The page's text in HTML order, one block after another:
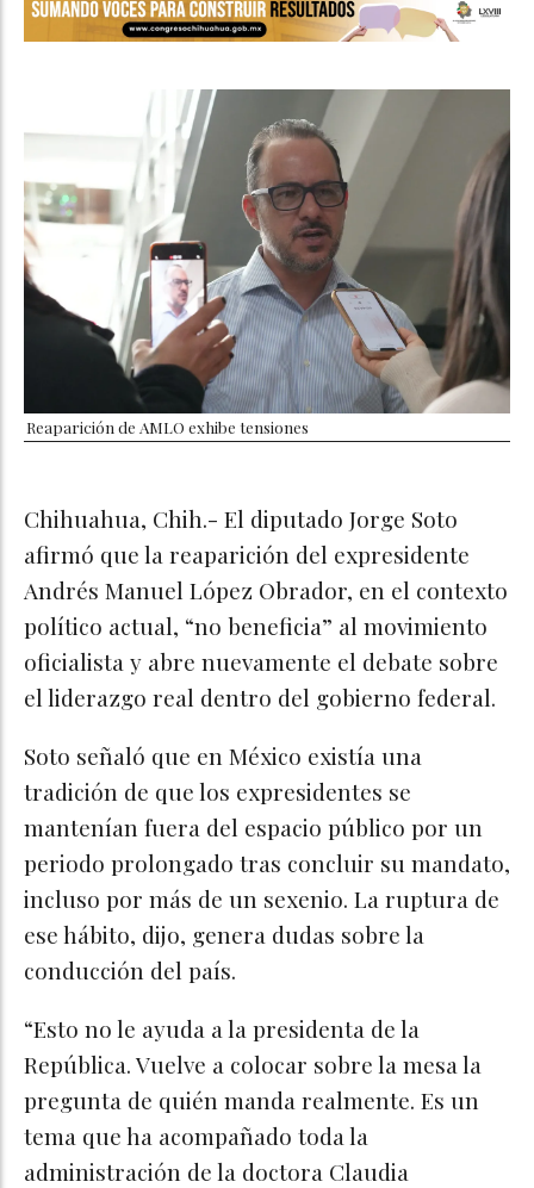
Reaparición de AMLO exhibe tensiones
Chihuahua, Chih.- El diputado Jorge Soto
afirmó que la reaparición del expresidente
Andrés Manuel López Obrador, en el contexto
político actual, “no beneficia” al movimiento
oficialista y abre nuevamente el debate sobre
el liderazgo real dentro del gobierno federal.
Soto señaló que en México existía una
tradición de que los expresidentes se
mantenían fuera del espacio público por un
periodo prolongado tras concluir su mandato,
incluso por más de un sexenio. La ruptura de
ese hábito, dijo, genera dudas sobre la
conducción del país.
“Esto no le ayuda a la presidenta de la
República. Vuelve a colocar sobre la mesa la
pregunta de quién manda realmente. Es un
tema que ha acompañado toda la
administración de la doctora Claudia